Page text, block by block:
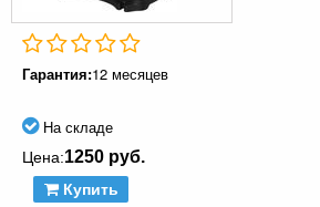
Гарантия:12 месяцев
На складе
Цена:1250 руб.
Купить